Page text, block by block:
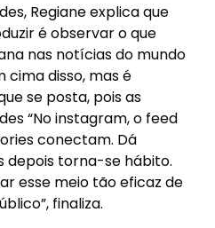
Regiane explica que
é observar o que
nas notícias do mundo
cima disso, mas é
se posta, pois as
“No instagram, o feed
conectam. Dá
depois torna-se hábito.
esse meio tão eficaz de
finaliza.